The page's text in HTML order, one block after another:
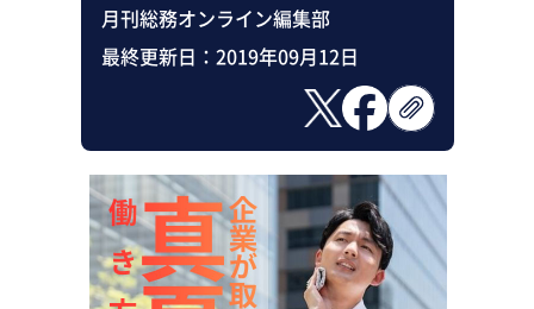
月刊総務オンライン編集部
最終更新日： 2019年09月12日